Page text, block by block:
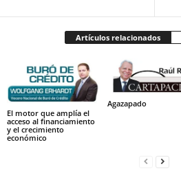
Artículos relacionados
El motor que amplía el
acceso al financiamiento
y el crecimiento
económico
Agazapado